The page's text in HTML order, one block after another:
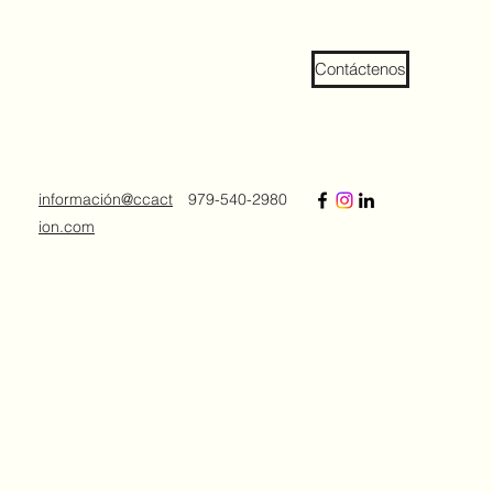
Contáctenos
información@ccact
ion.com
979-540-2980